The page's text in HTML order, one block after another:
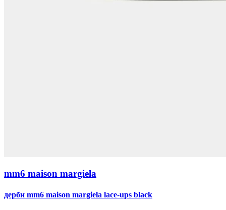
mm6 maison margiela
дерби mm6 maison margiela lace-ups black